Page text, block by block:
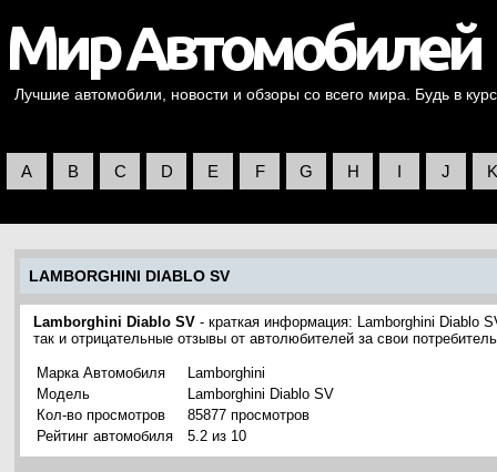
Лучшие автомобили, новости и обзоры со всего мира. Будь в
A B C D E F G H I J K
LAMBORGHINI DIABLO SV
Lamborghini Diablo SV - краткая информация: Lamborghini Diablo
так и отрицательные отзывы от автолюбителей за свои
Марка Автомобиля
Lamborghini
Модель
Lamborghini Diablo SV
Кол-во просмотров
85877 просмотров
Рейтинг автомобиля
5.2 из 10